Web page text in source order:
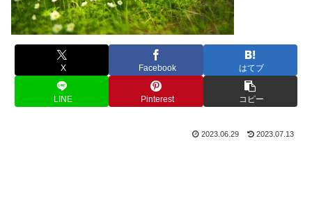
X Facebook はてブ
LINE Pinterest コピー
2023.06.29 2023.07.13